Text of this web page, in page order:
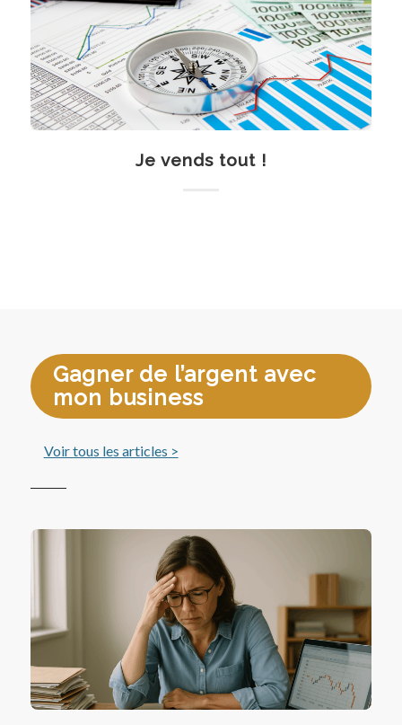
Je vends tout !
Gagner de l’argent avec
mon business
Voir tous les articles >